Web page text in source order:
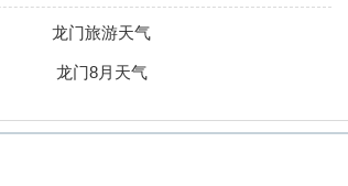
龙门旅游天气
龙门8月天气